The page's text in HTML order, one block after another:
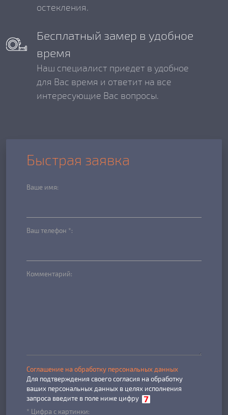
остекления.
Бесплатный замер в удобное
время
Наш специалист приедет в удобное
для Вас время и ответит на все
интересующие Вас вопросы.
Быстрая заявка
Ваше имя:
Ваш телефон *:
Комментарий:
Соглашение на обработку персональных данных
Для подтверждения своего согласия на обработку
ваших персональных данных в целях исполнения
запроса введите в поле ниже цифру
* Цифра с картинки: